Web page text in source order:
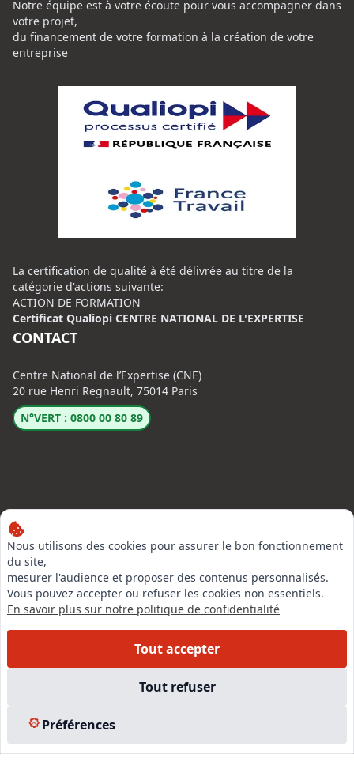
Nous utilisons des cookies pour assurer le bon fonctionnement
du site,
mesurer l'audience et proposer des contenus personnalisés.
Vous pouvez accepter ou refuser les cookies non essentiels.
En savoir plus sur notre politique de confidentialité
Tout accepter
Tout refuser
Préférences
Notre équipe est à votre écoute pour vous accompagner dans
votre projet,
du financement de votre formation à la création de votre
entreprise
La certification de qualité à été délivrée au titre de la
catégorie d'actions suivante:
ACTION DE FORMATION
Certificat Qualiopi CENTRE NATIONAL DE L'EXPERTISE
CONTACT
Centre National de l’Expertise (CNE)
20 rue Henri Regnault, 75014 Paris
N°VERT : 0800 00 80 89
Instagram
Facebook
EN SAVOIR PLUS
Accueil
Partenaires
Autres missions